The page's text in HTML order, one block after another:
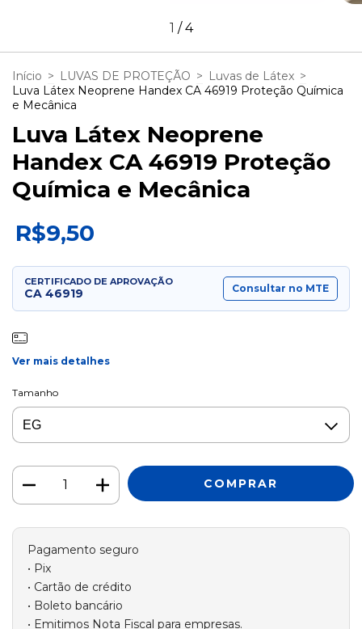
1 /4
Início > LUVAS DE PROTEÇÃO > Luvas de Látex >
Luva Látex Neoprene Handex CA 46919 Proteção Química
e Mecânica
Luva Látex Neoprene
Handex CA 46919 Proteção
Química e Mecânica
R$9,50
CERTIFICADO DE APROVAÇÃO
CA 46919 Consultar no MTE
Ver mais detalhes
Tamanho